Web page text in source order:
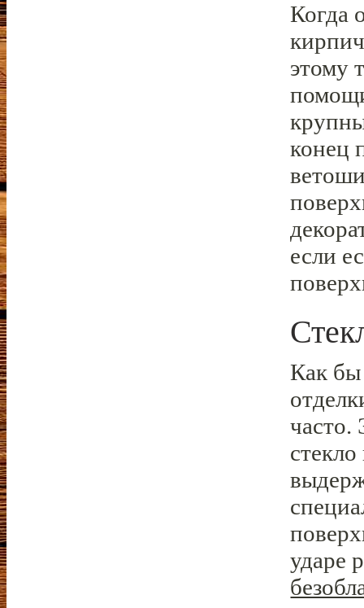
Когда
этому
конец
если
Как бы
часто.
ударе